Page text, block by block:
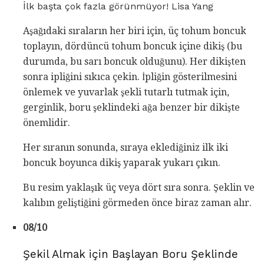
İlk başta çok fazla görünmüyor! Lisa Yang
Aşağıdaki sıraların her biri için, üç tohum boncuk
toplayın, dördüncü tohum boncuk içine dikiş (bu
durumda, bu sarı boncuk olduğunu). Her dikişten
sonra ipliğini sıkıca çekin. İpliğin gösterilmesini
önlemek ve yuvarlak şekli tutarlı tutmak için,
gerginlik, boru şeklindeki ağa benzer bir dikişte
önemlidir.
Her sıranın sonunda, sıraya eklediğiniz ilk iki
boncuk boyunca dikiş yaparak yukarı çıkın.
Bu resim yaklaşık üç veya dört sıra sonra. Şeklin ve
kalıbın geliştiğini görmeden önce biraz zaman alır.
08/10
Şekil Almak için Başlayan Boru Şeklinde